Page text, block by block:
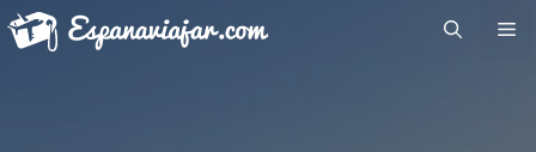
Saltar